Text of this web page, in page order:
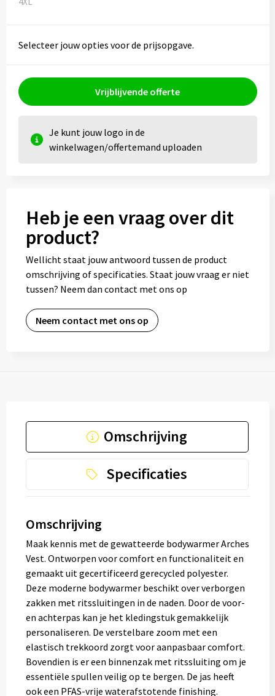
Selecteer jouw opties voor de prijsopgave.
Vrijblijvende offerte
Je kunt jouw logo in de
winkelwagen/offertemand uploaden
Heb je een vraag over dit
product?
Wellicht staat jouw antwoord tussen de product
omschrijving of specificaties. Staat jouw vraag er niet
tussen? Neem dan contact met ons op
Neem contact met ons op
Omschrijving
Specificaties
Omschrijving
Maak kennis met de gewatteerde bodywarmer Arches
Vest. Ontworpen voor comfort en functionaliteit en
gemaakt uit gecertificeerd gerecycled polyester.
Deze moderne bodywarmer beschikt over verborgen
zakken met ritssluitingen in de naden. Door de voor-
en achterpas kan je het kledingstuk gemakkelijk
personaliseren. De verstelbare zoom met een
elastisch trekkoord zorgt voor aanpasbaar comfort.
Bovendien is er een binnenzak met ritssluiting om je
essentiële spullen veilig op te bergen. De jas heeft
ook een PFAS-vrije waterafstotende finishing.